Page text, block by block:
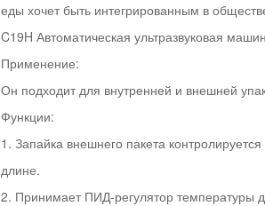
еды хочет быть интегрированным в
C19H Автоматическая ультразвуковая
Применение:
Он подходит для внутренней и внешней
Функции:
1. Запайка внешнего пакета
длине.
2. Принимает ПИД-регулятор температуры